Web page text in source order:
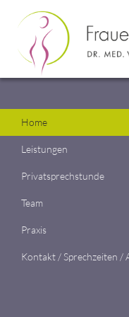
Home
Leistungen
Privatsprechstunde
Team
Praxis
Kontakt / Sprechzeiten /